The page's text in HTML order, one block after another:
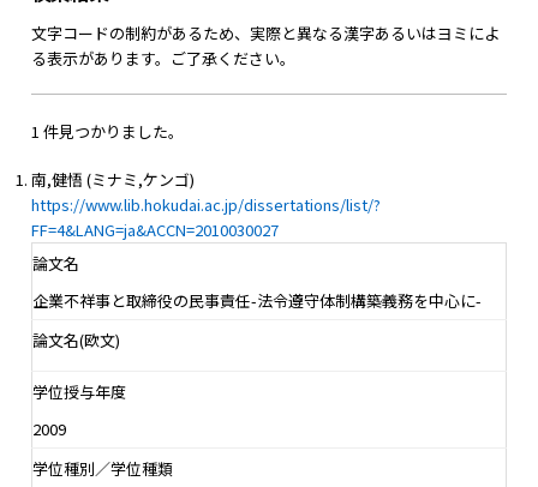
文字コードの制約があるため、実際と異なる漢字あるいはヨミによ
る表示があります。ご了承ください。
1 件見つかりました。
南,健悟 (ミナミ,ケンゴ)
https://www.lib.hokudai.ac.jp/dissertations/list/?
FF=4&LANG=ja&ACCN=2010030027
論文名
企業不祥事と取締役の民事責任-法令遵守体制構築義務を中心に-
論文名(欧文)
学位授与年度
2009
学位種別／学位種類